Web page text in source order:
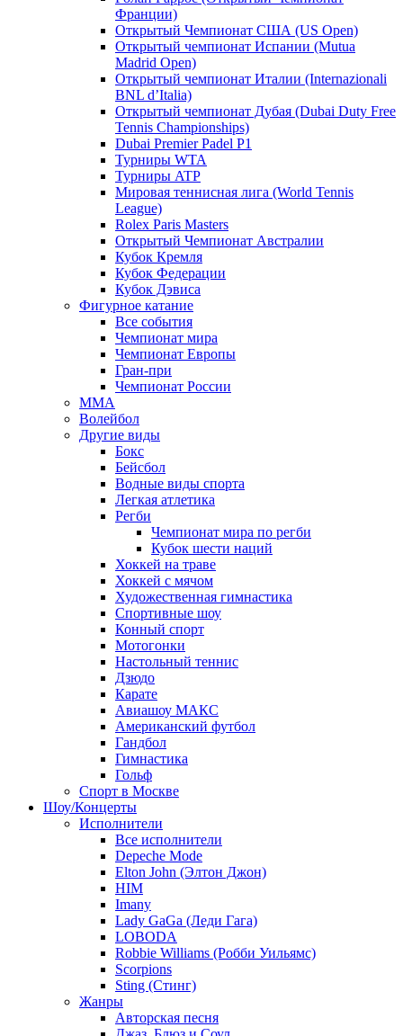
Франции)
Открытый Чемпионат США (US Open)
Открытый чемпионат Испании (Mutua
Madrid Open)
Открытый чемпионат Италии (Internazionali
BNL d’Italia)
Открытый чемпионат Дубая (Dubai Duty Free
Tennis Championships)
Dubai Premier Padel P1
Турниры WTA
Турниры ATP
Мировая теннисная лига (World Tennis
League)
Rolex Paris Masters
Открытый Чемпионат Австралии
Кубок Кремля
Кубок Федерации
Кубок Дэвиса
Фигурное катание
Все события
Чемпионат мира
Чемпионат Европы
Гран-при
Чемпионат России
MMA
Волейбол
Другие виды
Бокс
Бейсбол
Водные виды спорта
Легкая атлетика
Регби
Чемпионат мира по регби
Кубок шести наций
Хоккей на траве
Хоккей с мячом
Художественная гимнастика
Спортивные шоу
Конный спорт
Мотогонки
Настольный теннис
Дзюдо
Карате
Авиашоу МАКС
Американский футбол
Гандбол
Гимнастика
Гольф
Спорт в Москве
Шоу/Концерты
Исполнители
Все исполнители
Depeche Mode
Elton John (Элтон Джон)
HIM
Imany
Lady GaGa (Леди Гага)
LOBODA
Robbie Williams (Робби Уильямс)
Scorpions
Sting (Стинг)
Жанры
Авторская песня